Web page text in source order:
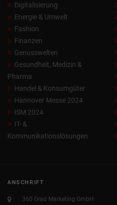
Digitalisierung
Energie & Umwelt
Fashion
Finanzen
Genusswelten
Gesundheit, Medizin &
Pharma
Handel & Konsumgüter
Hannover Messe 2024
ISM 2024
IT- &
Kommunikationslösungen
ANSCHRIFT
360 Grad Marketing GmbH